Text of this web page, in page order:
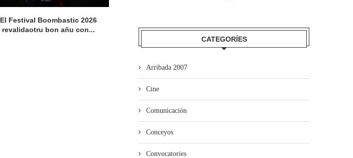
El Festival Boombastic 2026
revalidaotru bon añu con...
asturiano
mercáu con...
CATEGORÍES
Arribada 2007
Cine
Comunicación
Conceyos
Convocatories